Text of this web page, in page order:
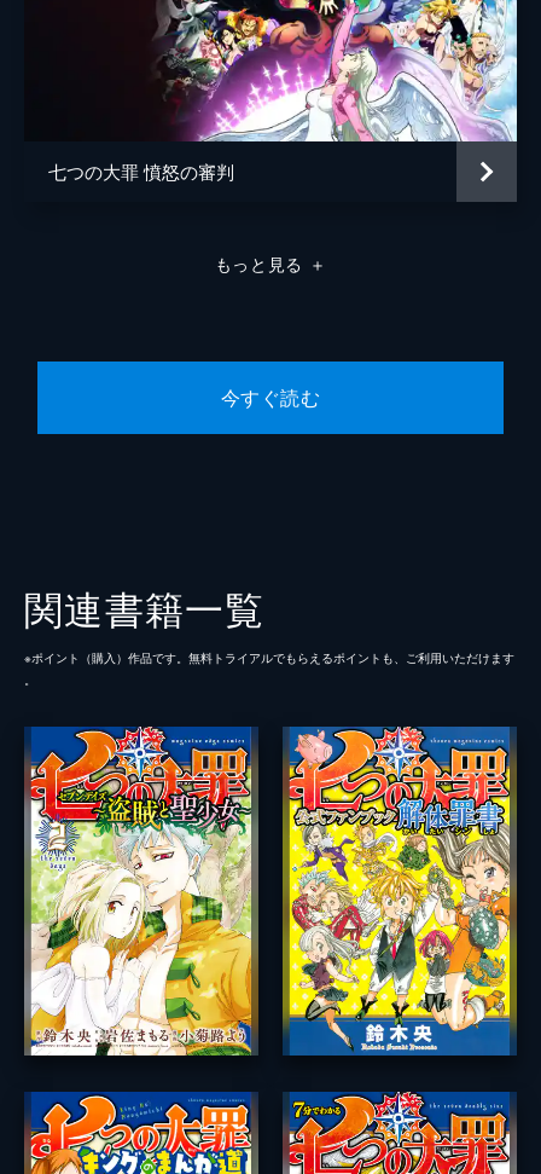
七つの大罪 憤怒の審判
もっと見る ＋
今すぐ読む
関連書籍一覧
※ポイント（購⼊）作品です。無料トライアルでもらえるポイントも、ご利⽤いただけます
。